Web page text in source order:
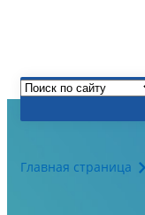
Главная страница